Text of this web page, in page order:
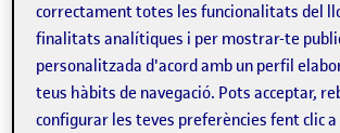
Catalunya
correctament totes les funcionalitats del
finalitats analítiques i per mostrar-te
personalitzada d'acord amb un perfil
teus hàbits de navegació. Pots acceptar,
configurar les teves preferències fent clic